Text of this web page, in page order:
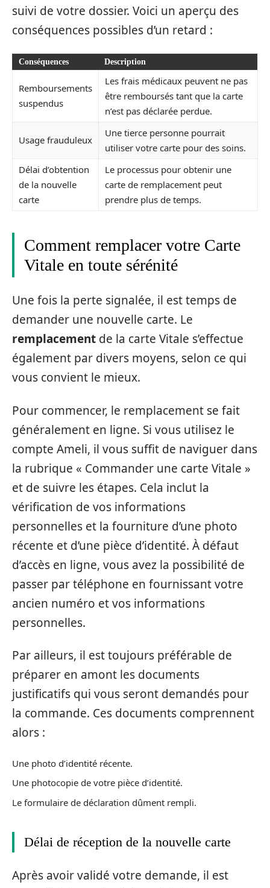
suivi de votre dossier. Voici un aperçu des
conséquences possibles d’un retard :
Conséquences Description
Remboursements
suspendus
Les frais médicaux peuvent ne pas
être remboursés tant que la carte
n’est pas déclarée perdue.
Usage frauduleux
Une tierce personne pourrait
utiliser votre carte pour des soins.
Délai d’obtention
de la nouvelle
carte
Le processus pour obtenir une
carte de remplacement peut
prendre plus de temps.
Comment remplacer votre Carte
Vitale en toute sérénité
Une fois la perte signalée, il est temps de
demander une nouvelle carte. Le
remplacement de la carte Vitale s’effectue
également par divers moyens, selon ce qui
vous convient le mieux.
Pour commencer, le remplacement se fait
généralement en ligne. Si vous utilisez le
compte Ameli, il vous suffit de naviguer dans
la rubrique « Commander une carte Vitale »
et de suivre les étapes. Cela inclut la
vérification de vos informations
personnelles et la fourniture d’une photo
récente et d’une pièce d’identité. À défaut
d’accès en ligne, vous avez la possibilité de
passer par téléphone en fournissant votre
ancien numéro et vos informations
personnelles.
Par ailleurs, il est toujours préférable de
préparer en amont les documents
justificatifs qui vous seront demandés pour
la commande. Ces documents comprennent
alors :
Une photo d’identité récente.
Une photocopie de votre pièce d’identité.
Le formulaire de déclaration dûment rempli.
Délai de réception de la nouvelle carte
Après avoir validé votre demande, il est